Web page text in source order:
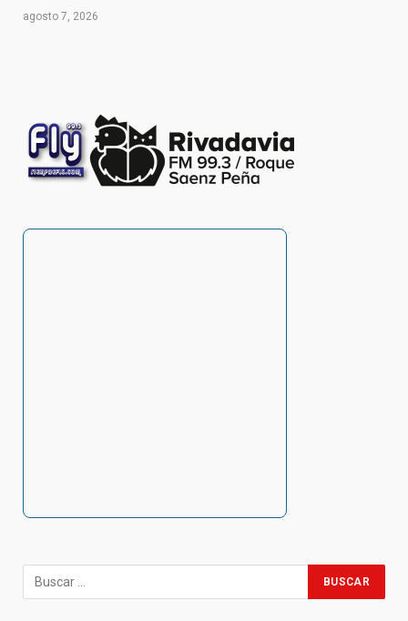
agosto 7, 2026